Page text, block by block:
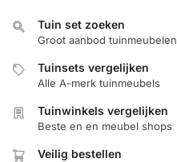
Tuin set zoeken
Groot aanbod tuinmeubelen
Tuinsets vergelijken
Alle A-merk tuinmeubels
Tuinwinkels vergelijken
Beste en en meubel shops
Veilig bestellen